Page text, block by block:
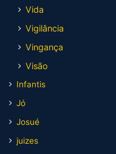
Vida
Vigilância
Vingança
Visão
Infantis
Jó
Josué
juizes